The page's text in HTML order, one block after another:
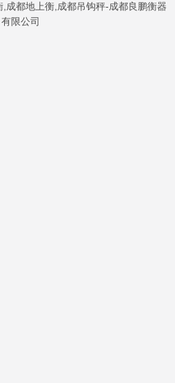
成都地上衡,成都吊钩秤-成都良鹏衡器
有限公司